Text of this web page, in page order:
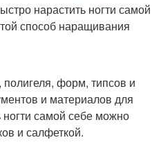
нарастить ногти самой
способ наращивания
полигеля, форм, типсов и
и материалов для
самой себе можно
и салфеткой.